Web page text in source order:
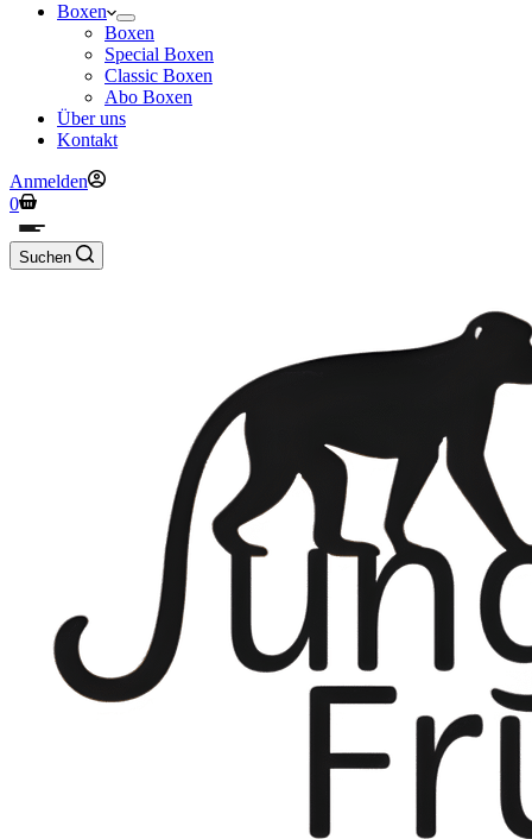
Boxen
Boxen
Special Boxen
Classic Boxen
Abo Boxen
Über uns
Kontakt
Anmelden
Warenkorb
0
Suchen